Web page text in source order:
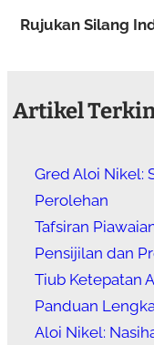
Rujukan Silang
Artikel
Gred Aloi Nikel:
Perolehan
Tafsiran
Pensijilan dan
Tiub Ketepatan
Panduan
Aloi Nikel: